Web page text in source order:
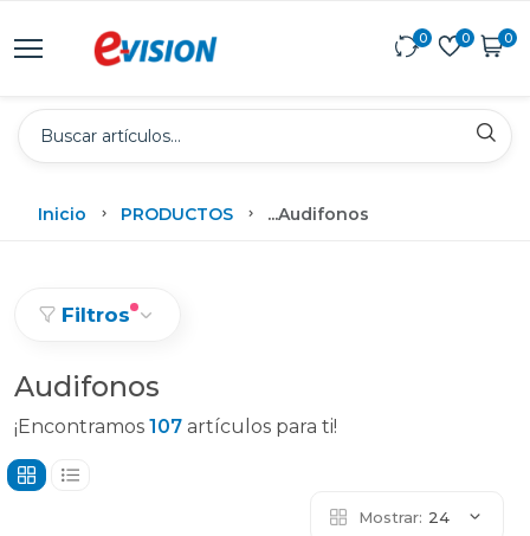
0 0 0
Inicio PRODUCTOS ...Audifonos
Filtros
Audifonos
¡Encontramos 107 artículos para ti!
Mostrar: 24